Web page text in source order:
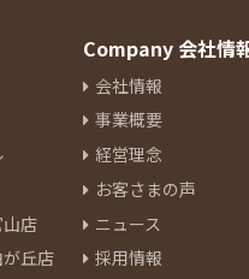
店
丘店
Company 会社情
会社情報
事業概要
経営理念
お客さまの声
ニュース
採用情報